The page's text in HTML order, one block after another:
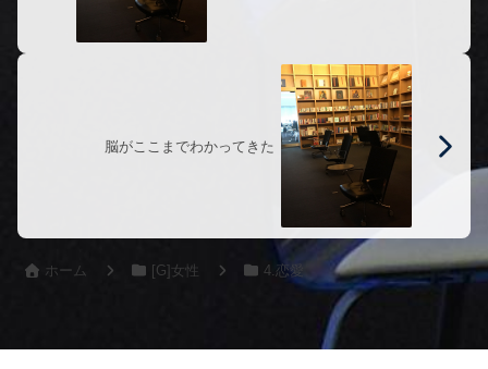
脳がここまでわかってきた
ホーム [G]女性 4.恋愛